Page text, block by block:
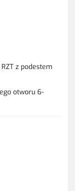
z podestem
otworu 6-